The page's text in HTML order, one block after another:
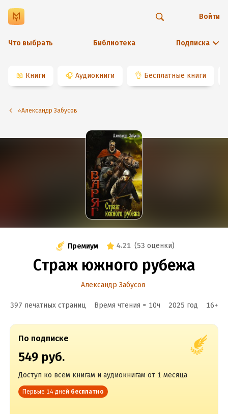
Что выбрать Библиотека Подписка
Войти
📖 Книги 🎧 Аудиокниги 👌 Бесплатные книги
⭐️Александр Забусов
Премиум 4.21 (53 оценки)
Страж южного рубежа
Александр Забусов
397 печатных страниц Время чтения ≈ 10ч 2025 год 16+
По подписке
549 руб.
Доступ ко всем книгам и аудиокнигам от 1 месяца
Первые 14 дней бесплатно